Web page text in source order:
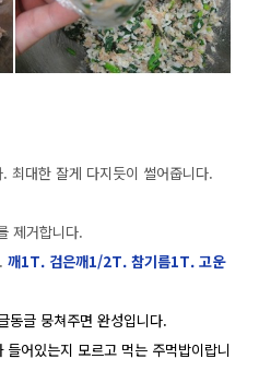
최대한 잘게 다지듯이 썰어줍니다.
제거합니다.
깨1T. 검은깨1/2T. 참기름1T. 고운
동글 뭉쳐주면 완성입니다.
어있는지 모르고 먹는 주먹밥이랍니